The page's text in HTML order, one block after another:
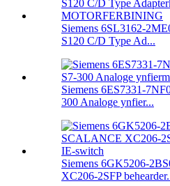
Siemens 6SL3162-
S120 C/D Type Ad...
Siemens 6ES7331-
300 Analoge ynfier...
Siemens 6GK5206-
XC206-2SFP